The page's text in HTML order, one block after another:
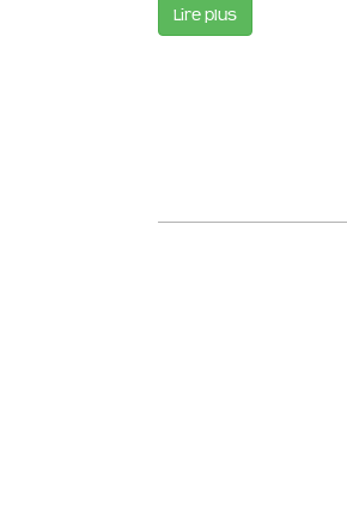
Lire plus